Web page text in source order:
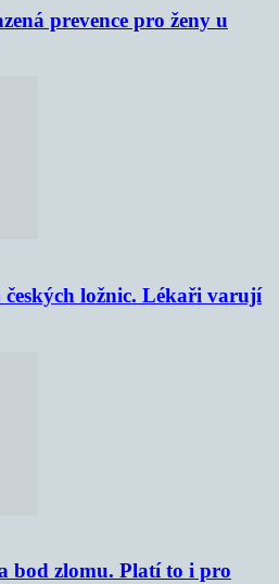
prevence pro ženy u
ložnic. Lékaři varují
bod zlomu. Platí to i pro